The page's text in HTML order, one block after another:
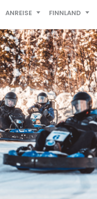
ANREISE FINNLAND